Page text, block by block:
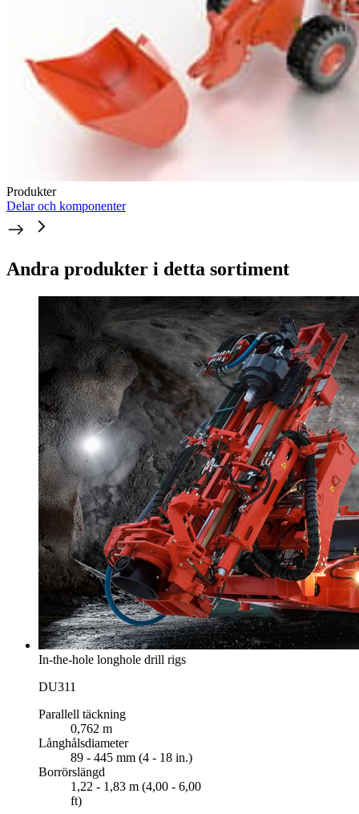
Produkter
Delar och komponenter
Andra produkter i detta sortiment
In-the-hole longhole drill rigs
DU311
Parallell täckning
0,762 m
Långhålsdiameter
89 - 445 mm (4 - 18 in.)
Borrörslängd
1,22 - 1,83 m (4,00 - 6,00
ft)